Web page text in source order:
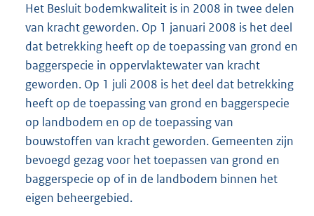
Het Besluit bodemkwaliteit is in 2008 in twee delen
van kracht geworden. Op 1 januari 2008 is het deel
dat betrekking heeft op de toepassing van grond en
baggerspecie in oppervlaktewater van kracht
geworden. Op 1 juli 2008 is het deel dat betrekking
heeft op de toepassing van grond en baggerspecie
op landbodem en op de toepassing van
bouwstoffen van kracht geworden. Gemeenten zijn
bevoegd gezag voor het toepassen van grond en
baggerspecie op of in de landbodem binnen het
eigen beheergebied.